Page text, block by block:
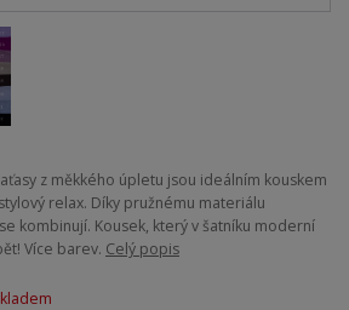
z měkkého úpletu jsou ideálním kouskem
relax. Díky pružnému materiálu
kombinují. Kousek, který v šatníku moderní
Více barev. Celý popis